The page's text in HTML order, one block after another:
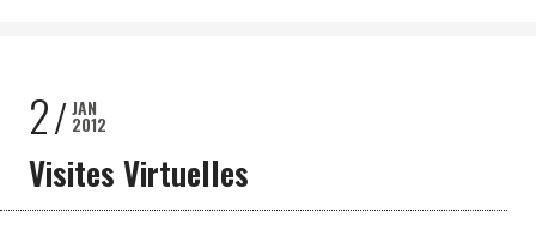
2 JAN
2012
Visites Virtuelles